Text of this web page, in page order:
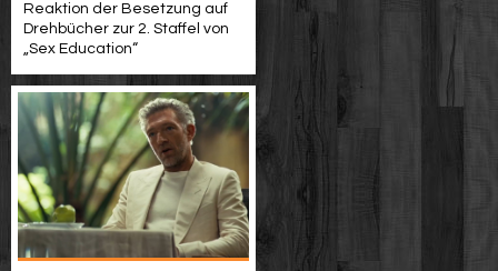
Reaktion der Besetzung auf
Drehbücher zur 2. Staffel von
„Sex Education“